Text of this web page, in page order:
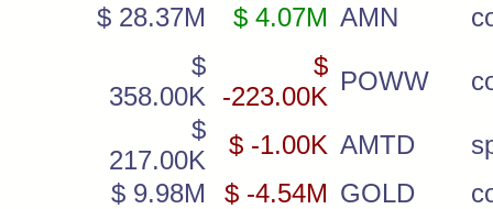
$ 28.37M $ 4.07M AMN
$
358.00K
$
-223.00K
POWW
$
217.00K
$ -1.00K AMTD
$ 9.98M
$ -4.54M GOLD